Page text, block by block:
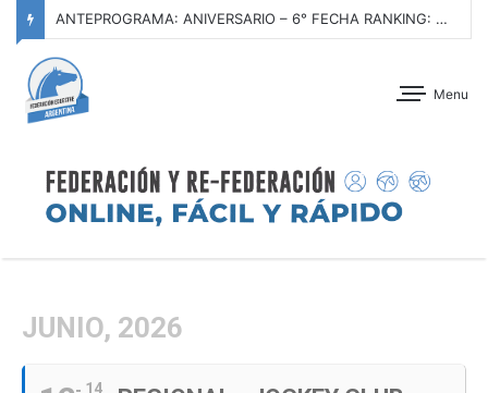
ANTEPROGRAMA: ANIVERSARIO – 6° FECHA RANKING: GRANDES PREMIOS F.E.A. 2026 – CLUB HÍPICO ARGENTINO – 21 AL 23 DE AGOSTO DE 2026
Menu
JUNIO, 2026
14